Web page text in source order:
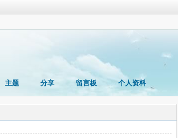
主题 分享 留言板 个人资料